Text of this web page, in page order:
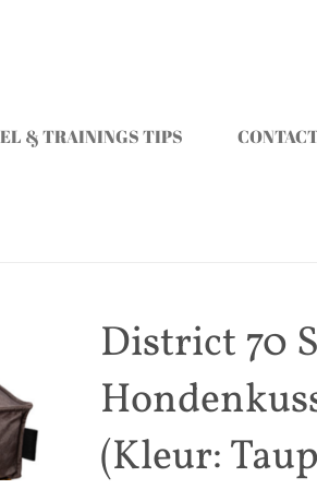
& TRAININGS TIPS
District 70
(Kleur: